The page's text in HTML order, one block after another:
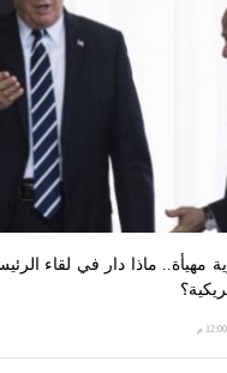
مهيأة.. ماذا دار في لقاء